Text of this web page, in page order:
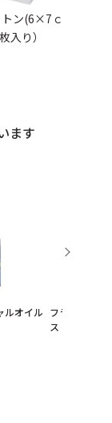
ン(6×7ｃ
入り）
ます
ルオイル フランキンセ
ス アイクリー